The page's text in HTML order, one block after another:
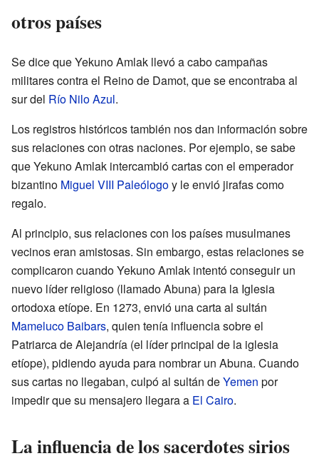
otros países
Se dice que Yekuno Amlak llevó a cabo campañas
militares contra el Reino de Damot, que se encontraba al
sur del Río Nilo Azul.
Los registros históricos también nos dan información sobre
sus relaciones con otras naciones. Por ejemplo, se sabe
que Yekuno Amlak intercambió cartas con el emperador
bizantino Miguel VIII Paleólogoy le envió jirafas como
regalo.
Al principio, sus relaciones con los países musulmanes
vecinos eran amistosas. Sin embargo, estas relaciones se
complicaron cuando Yekuno Amlak intentó conseguir un
nuevo líder religioso (llamado Abuna) para la Iglesia
ortodoxa etíope. En 1273, envió una carta al sultán
Mameluco Baibars, quien tenía influencia sobre el
Patriarca de Alejandría (el líder principal de la iglesia
etíope), pidiendo ayuda para nombrar un Abuna. Cuando
sus cartas no llegaban, culpó al sultán deYemen por
impedir que su mensajero llegara a El Cairo.
La influencia de los sacerdotes sirios